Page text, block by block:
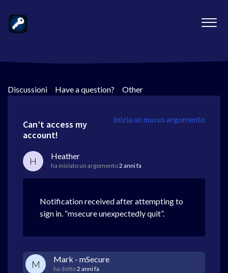
Discussioni > Have a question? > Other
Inizia un nuovo argomento
Can’t access my
account!
H Heather
ha iniziato un argomento2 anni fa
Notification received after attempting to
sign in. “msecure unexpectedly quit”.
M Mark - mSecure
ha detto2 anni fa